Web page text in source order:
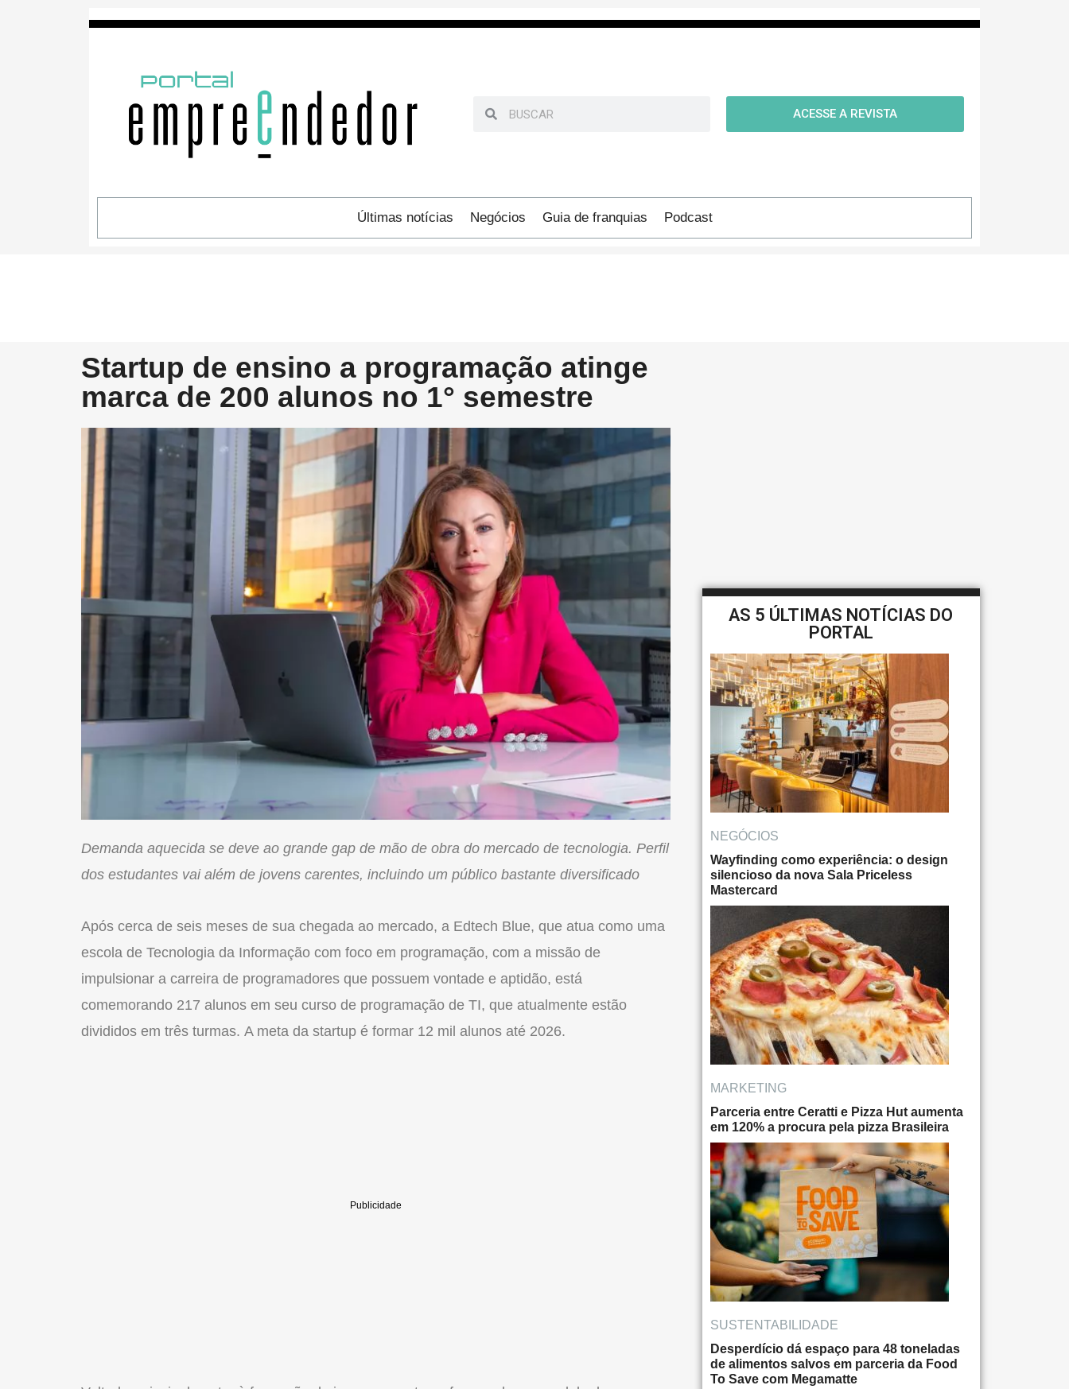
ACESSE A REVISTA
Últimas notícias Negócios Guia de franquias Podcast
Startup de ensino a programação atinge
marca de 200 alunos no 1° semestre
Demanda aquecida se deve ao grande gap de mão de obra do mercado de tecnologia. Perfil
dos estudantes vai além de jovens carentes, incluindo um público bastante diversificado
Após cerca de seis meses de sua chegada ao mercado, a Edtech Blue, que atua como uma
escola de Tecnologia da Informação com foco em programação, com a missão de
impulsionar a carreira de programadores que possuem vontade e aptidão, está
comemorando 217 alunos em seu curso de programação de TI, que atualmente estão
divididos em três turmas. A meta da startup é formar 12 mil alunos até 2026.
AS 5 ÚLTIMAS NOTÍCIAS DO
PORTAL
NEGÓCIOS
Wayfinding como experiência: o design
silencioso da nova Sala Priceless
Mastercard
MARKETING
Parceria entre Ceratti e Pizza Hut aumenta
em 120% a procura pela pizza Brasileira
SUSTENTABILIDADE
Desperdício dá espaço para 48 toneladas
de alimentos salvos em parceria da Food
To Save com Megamatte